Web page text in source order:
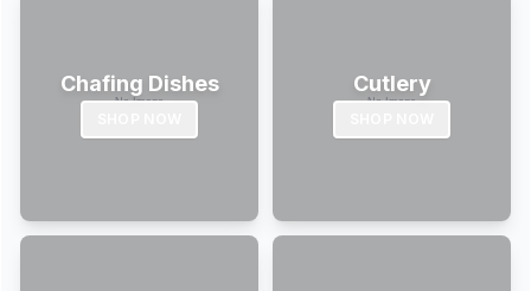
Chafing Dishes Cutlery